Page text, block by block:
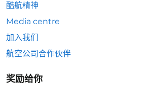
酷航精神
Media centre
加入我们
航空公司合作伙伴
奖励给你